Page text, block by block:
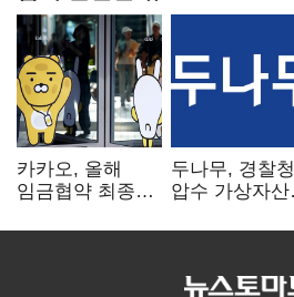
카카오, 올해
임금협약 최종
인상·격려금
두나무, 경찰청
압수 가상자산
커스터디 사업